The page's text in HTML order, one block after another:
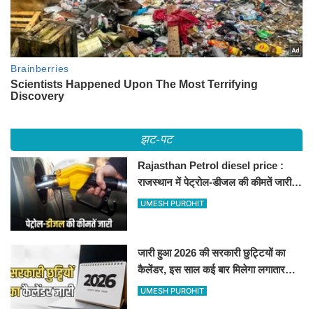
झट-पट
Rajasthan Petrol diesel price :
राजस्थान में पेट्रोल-डीजल की कीमतें जारी,
जानिए बीकानेर समेत पुरे प्रदेश में नए रेट
UMESH PUROHIT
जारी हुआ 2026 की सरकारी छुट्टियों का
कैलेंडर, इस साल कई बार मिलेगा लगातार
अवकाश, देखें
UMESH PUROHIT